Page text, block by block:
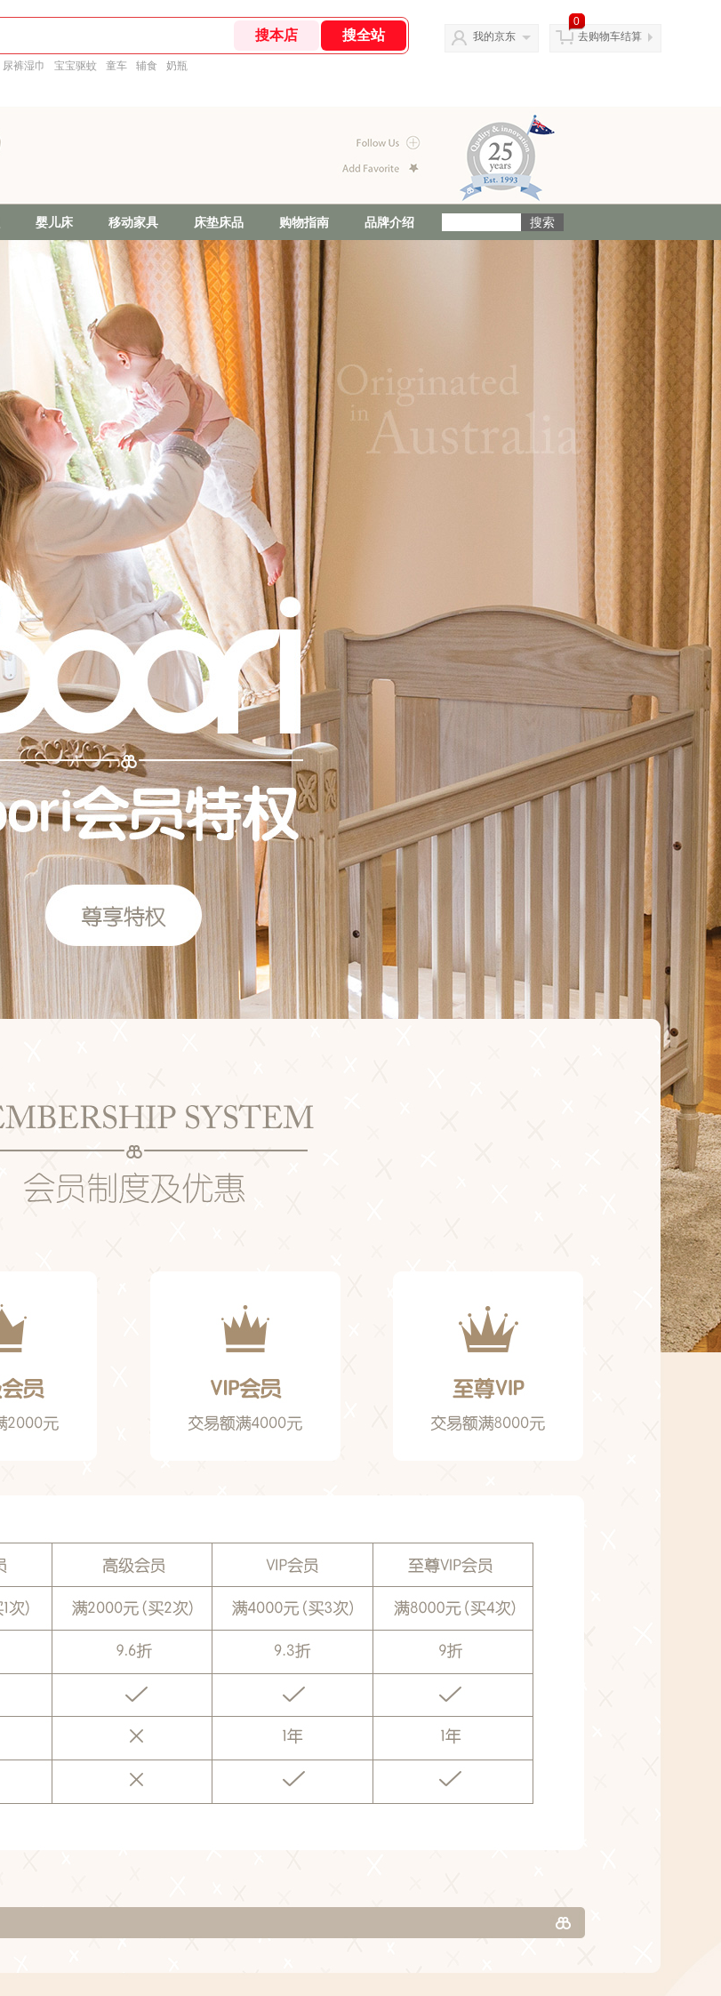
尿裤湿巾 宝宝驱蚊 童车 辅食 奶瓶
我的京东
0
去购物车结算
婴儿床 移动家具 床垫床品 购物指南 品牌介绍